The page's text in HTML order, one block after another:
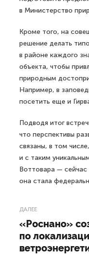
в Министерство
Кроме того, на
решение делать
в районе каждого
объекта, чтобы
природным
Например, в
посетить еще и
Подводя итог
что перспективы
связаны, в том
и с таким
Воттовара —
она стала
ДАЛЕЕ
«Роснано»
по